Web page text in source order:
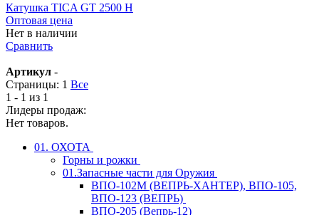
Катушка TICA GТ 2500 Н
Оптовая цена
Нет в наличии
Сравнить
Артикул -
Страницы: 1 Все
1 - 1 из 1
Лидеры продаж:
Нет товаров.
01. ОХОТА
Горны и рожки
01.Запасные части для Оружия
ВПО-102М (ВЕПРЬ-ХАНТЕР), ВПО-105,
ВПО-123 (ВЕПРЬ)
ВПО-205 (Вепрь-12)